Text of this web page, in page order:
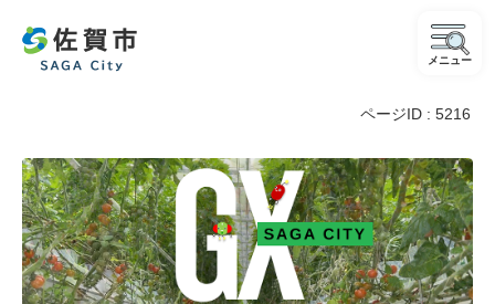
メニュー
推
進
ページID : 5216